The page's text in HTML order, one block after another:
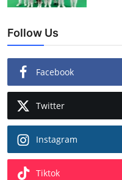
Follow Us
Facebook
Twitter
Instagram
Tiktok